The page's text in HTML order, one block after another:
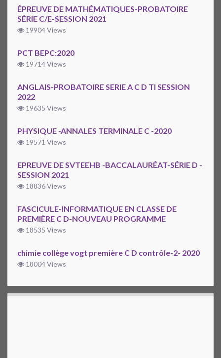
ÉPREUVE DE MATHÉMATIQUES-PROBATOIRE
SÉRIE C/E-SESSION 2021
19904 Views
PCT BEPC:2020
19714 Views
ANGLAIS-PROBATOIRE SERIE A C D TI SESSION
2022
19635 Views
PHYSIQUE -ANNALES TERMINALE C -2020
19571 Views
EPREUVE DE SVTEEHB -BACCALAURÉAT-SÉRIE D -
SESSION 2021
18836 Views
FASCICULE-INFORMATIQUE EN CLASSE DE
PREMIÈRE C D-NOUVEAU PROGRAMME
18535 Views
chimie collège vogt première C D contrôle-2- 2020
18004 Views